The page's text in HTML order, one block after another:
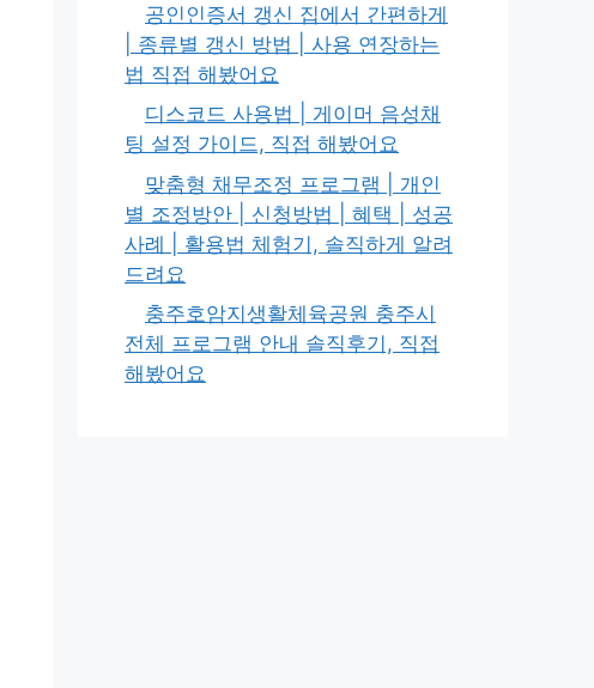
공인인증서 갱신 집에서 간편하게
| 종류별 갱신 방법 | 사용 연장하는
법 직접 해봤어요
디스코드 사용법 | 게이머 음성채
팅 설정 가이드, 직접 해봤어요
맞춤형 채무조정 프로그램 | 개인
별 조정방안 | 신청방법 | 혜택 | 성공
사례 | 활용법 체험기, 솔직하게 알려
드려요
충주호암지생활체육공원 충주시
전체 프로그램 안내 솔직후기, 직접
해봤어요